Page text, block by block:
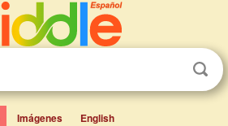
Imágenes English